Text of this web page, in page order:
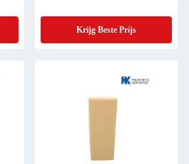
Krijg Beste Prijs